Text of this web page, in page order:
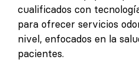
cualificados con
para ofrecer servicios
nivel, enfocados en la
pacientes.